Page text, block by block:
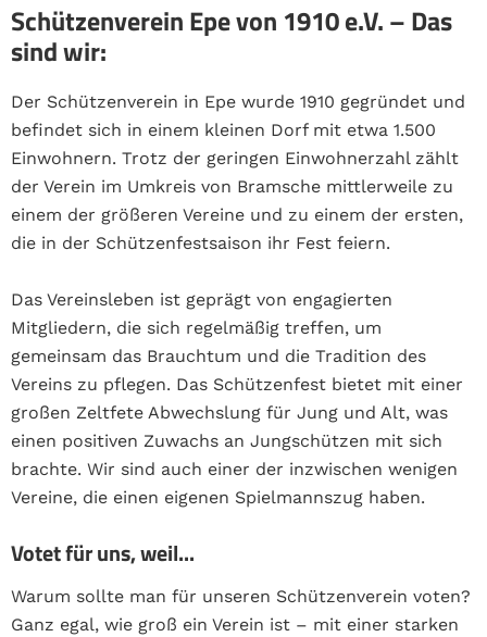
Schützenverein Epe von 1910 e.V. – Das
sind wir:
Der Schützenverein in Epe wurde 1910 gegründet und
befindet sich in einem kleinen Dorf mit etwa 1.500
Einwohnern. Trotz der geringen Einwohnerzahl zählt
der Verein im Umkreis von Bramsche mittlerweile zu
einem der größeren Vereine und zu einem der ersten,
die in der Schützenfestsaison ihr Fest feiern.
Das Vereinsleben ist geprägt von engagierten
Mitgliedern, die sich regelmäßig treffen, um
gemeinsam das Brauchtum und die Tradition des
Vereins zu pflegen. Das Schützenfest bietet mit einer
großen Zeltfete Abwechslung für Jung und Alt, was
einen positiven Zuwachs an Jungschützen mit sich
brachte. Wir sind auch einer der inzwischen wenigen
Vereine, die einen eigenen Spielmannszug haben.
Votet für uns, weil...
Warum sollte man für unseren Schützenverein voten?
Ganz egal, wie groß ein Verein ist – mit einer starken